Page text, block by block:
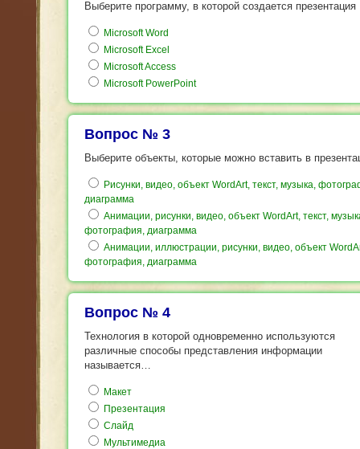
Выберите программу, в которой создается презентация
Microsoft Word
Microsoft Excel
Microsoft Access
Microsoft PowerPoint
Вопрос № 3
Выберите объекты, которые можно вставить в
Рисунки, видео, объект WordArt, текст, музыка,
диаграмма
Анимации, рисунки, видео, объект WordArt, текст,
фотография, диаграмма
Анимации, иллюстрации, рисунки, видео, объект
фотография, диаграмма
Вопрос № 4
Технология в которой одновременно используются
различные способы представления информации
называется…
Макет
Презентация
Слайд
Мультимедиа